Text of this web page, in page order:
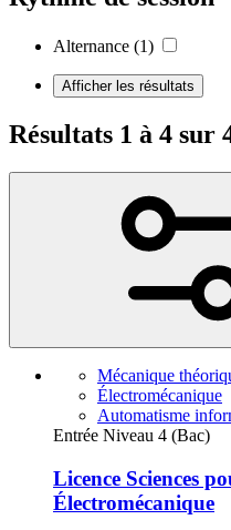
Alternance (1)
Afficher les résultats
Résultats 1 à 4 sur
Mécanique
Électromécanique
Automatisme
Entrée Niveau 4 (Bac)
Licence Sciences
Électromécanique